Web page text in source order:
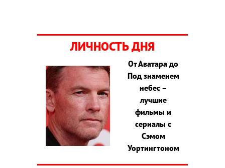
ЛИЧНОСТЬ ДНЯ
От Аватара до
Под знаменем
небес –
лучшие
фильмы и
сериалы с
Сэмом
Уортингтоном